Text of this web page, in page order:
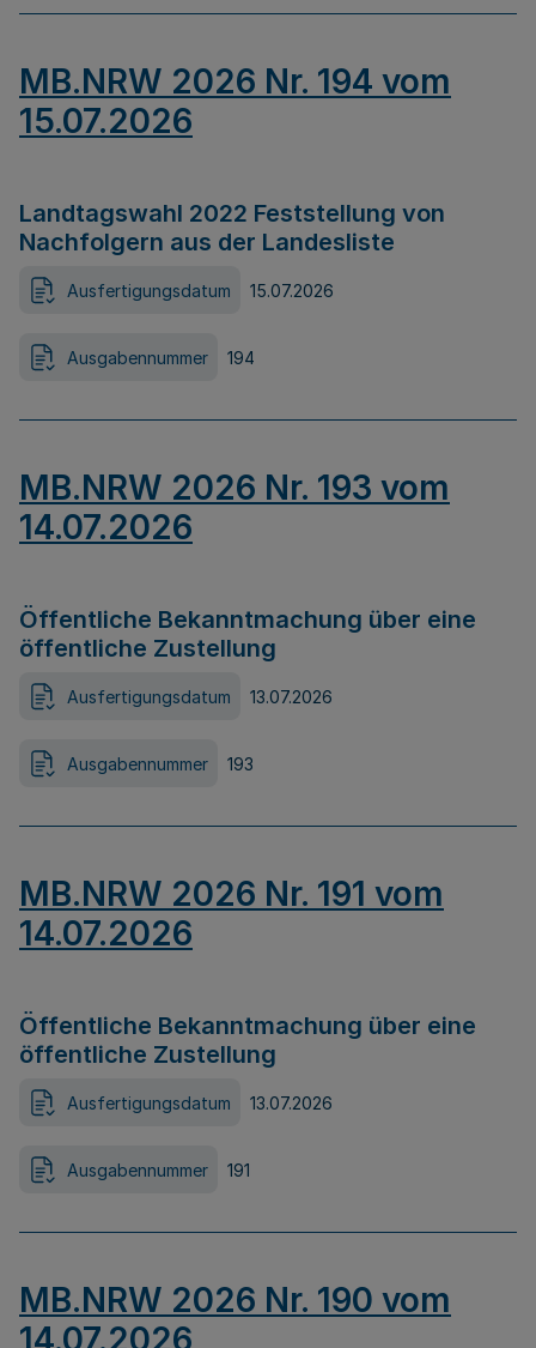
MB.NRW 2026 Nr. 194 vom
15.07.2026
Landtagswahl 2022 Feststellung von
Nachfolgern aus der Landesliste
Ausfertigungsdatum 15.07.2026
Ausgabennummer 194
MB.NRW 2026 Nr. 193 vom
14.07.2026
Öffentliche Bekanntmachung über eine
öffentliche Zustellung
Ausfertigungsdatum 13.07.2026
Ausgabennummer 193
MB.NRW 2026 Nr. 191 vom
14.07.2026
Öffentliche Bekanntmachung über eine
öffentliche Zustellung
Ausfertigungsdatum 13.07.2026
Ausgabennummer 191
MB.NRW 2026 Nr. 190 vom
14.07.2026